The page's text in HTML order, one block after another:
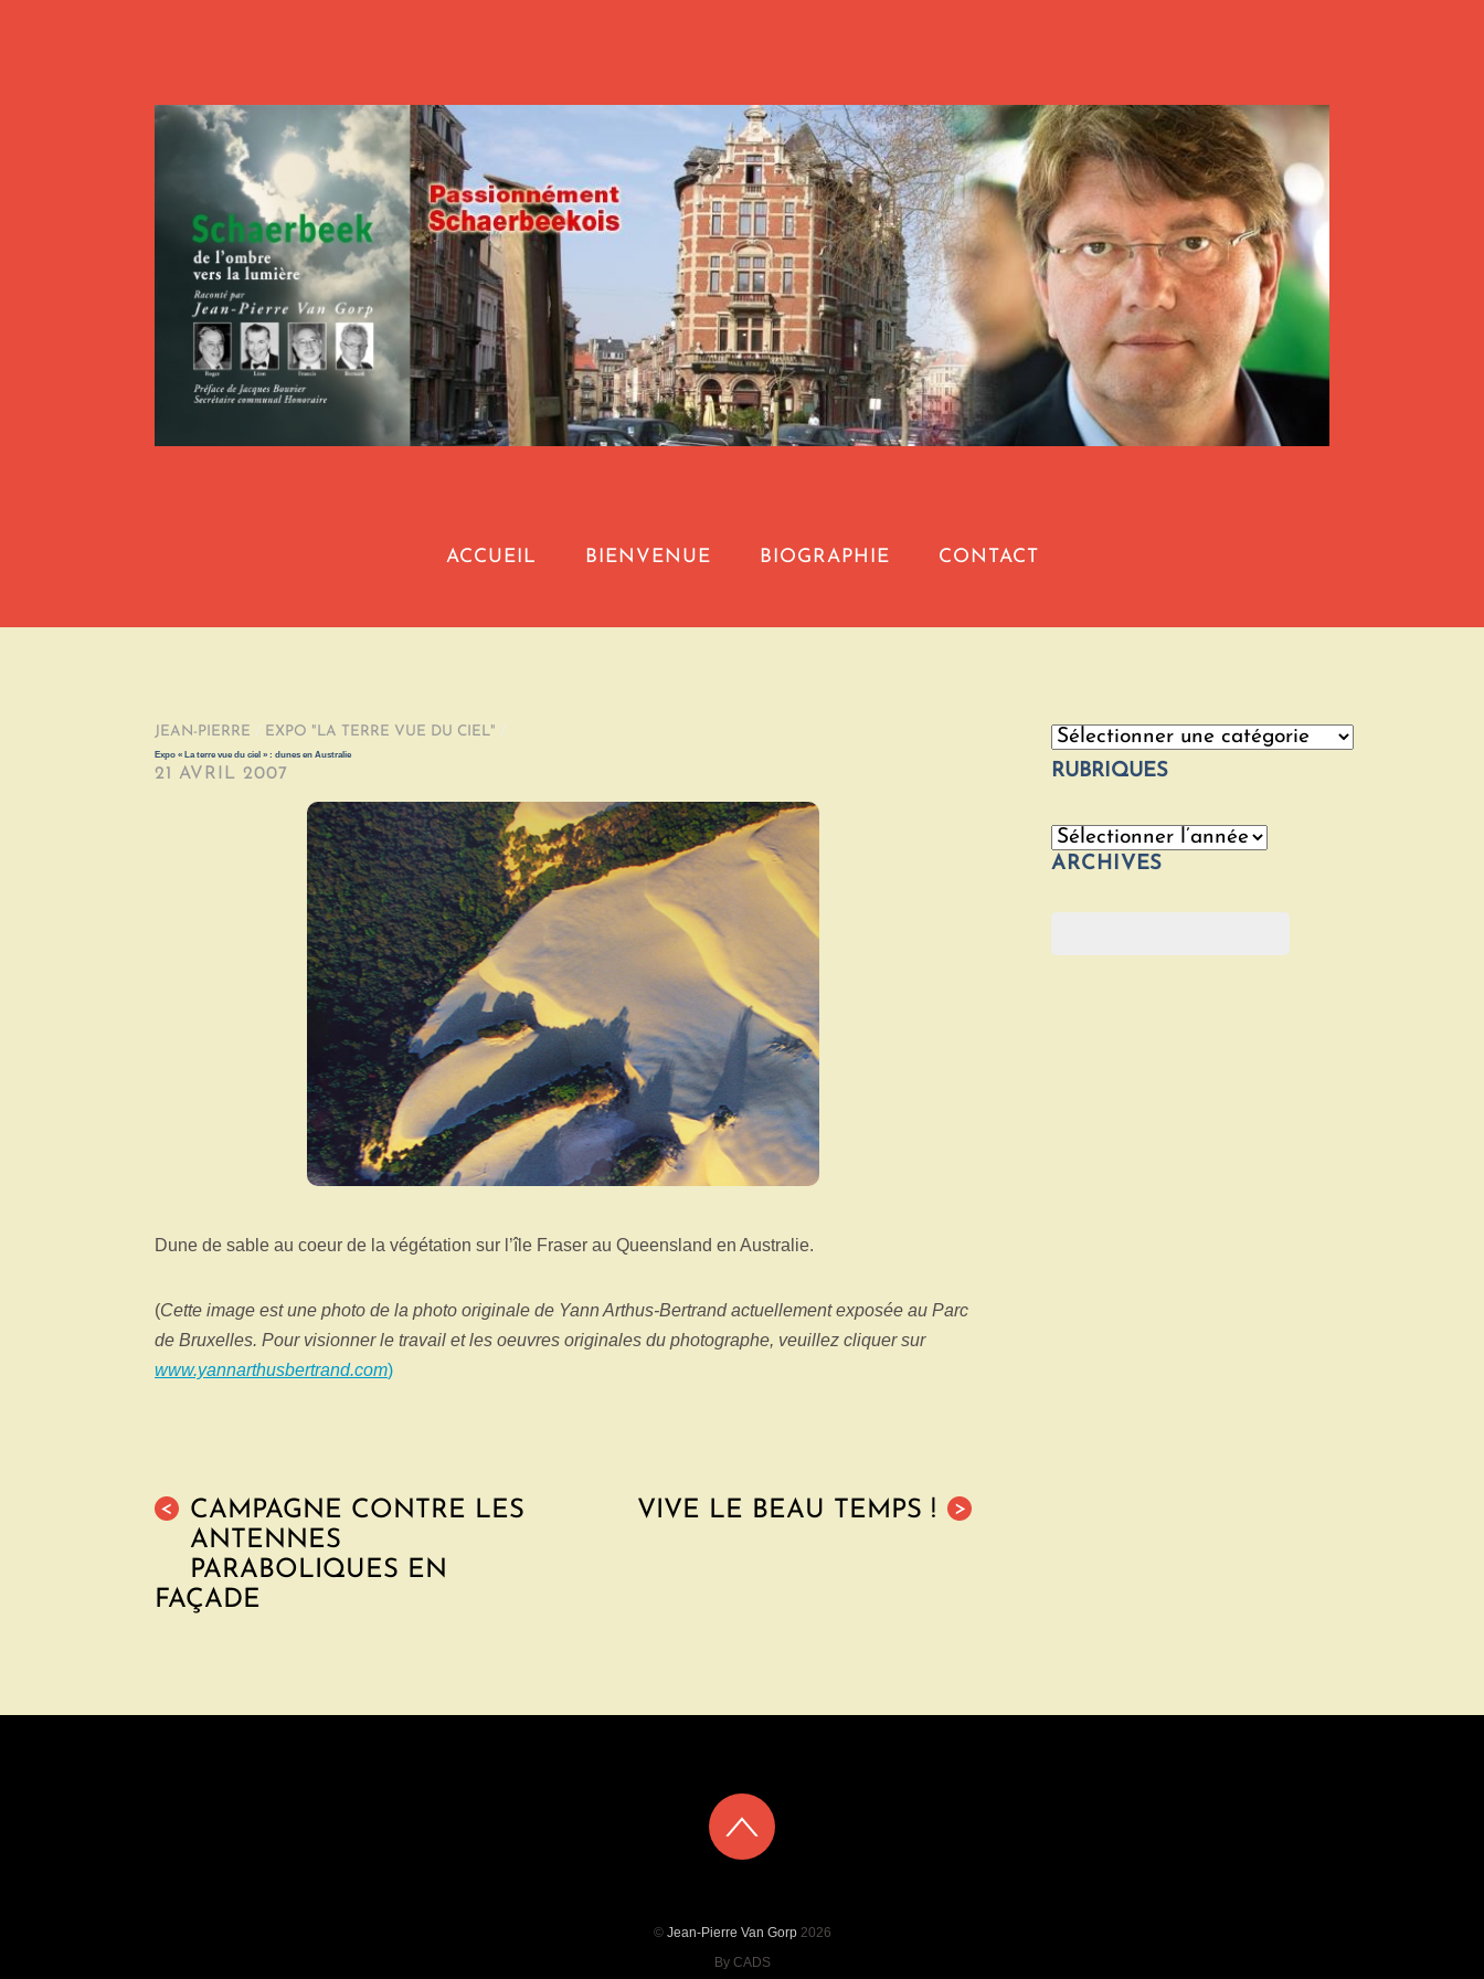
ACCUEIL BIENVENUE BIOGRAPHIE CONTACT
JEAN-PIERRE / EXPO "LA TERRE VUE DU CIEL" /
Expo « La terre vue du ciel » : dunes en Australie
21 AVRIL 2007
Dune de sable au coeur de la végétation sur l’île Fraser au Queensland en Australie.
(Cette image est une photo de la photo originale de Yann Arthus-Bertrand actuellement exposée au Parc
de Bruxelles. Pour visionner le travail et les oeuvres originales du photographe, veuillez cliquer sur
www.yannarthusbertrand.com)
<
CAMPAGNE CONTRE LES
ANTENNES
PARABOLIQUES EN
FAÇADE
>
VIVE LE BEAU TEMPS !
Catégories
RUBRIQUES
Archives
ARCHIVES
© Jean-Pierre Van Gorp2026
By CADS